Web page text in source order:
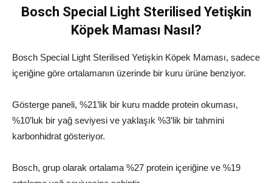
Bosch Special Light Sterilised Yetişkin
Köpek Maması Nasıl?
Bosch Special Light Sterilised Yetişkin Köpek Maması, sadece
içeriğine göre ortalamanın üzerinde bir kuru ürüne benziyor.
Gösterge paneli, %21’lik bir kuru madde protein okuması,
%10’luk bir yağ seviyesi ve yaklaşık %3’lik bir tahmini
karbonhidrat gösteriyor.
Bosch, grup olarak ortalama %27 protein içeriğine ve %19